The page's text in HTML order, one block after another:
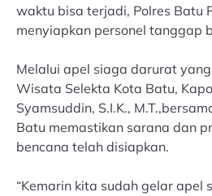
waktu bisa terjadi, Polres Batu
menyiapkan personel tanggap
Melalui apel siaga darurat
Wisata Selekta Kota Batu,
Syamsuddin, S.I.K.,
Batu memastikan sarana dan
bencana telah disiapkan.
“Kemarin kita sudah gelar apel